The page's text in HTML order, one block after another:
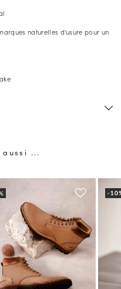
naturelles d'usure pour un
...